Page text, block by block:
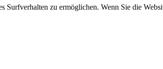
Surfverhalten zu ermöglichen. Wenn Sie die